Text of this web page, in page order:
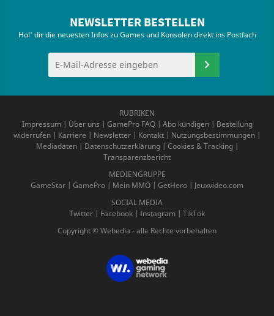
NEWSLETTER BESTELLEN
Hol' dir die neuesten Infos zu Games und Konsolen direkt ins Postfach
RUBRIKEN
Impressum| Über uns | GamePro FAQ| Abo kündigen| Bestellung
widerrufen | Karriere | Newsletter | Kontakt | Nutzungsbestimmungen |
Mediadaten| Datenschutzerklärung| Cookies & Tracking|
Transparenzbericht
MEDIENGRUPPE
GameStar | GamePro | Mein MMO | GetHero | Jeuxvideo.com
SOCIAL MEDIA
Twitter | Facebook | Instagram | TikTok
Copyright © Webedia - alle Rechte vorbehalten